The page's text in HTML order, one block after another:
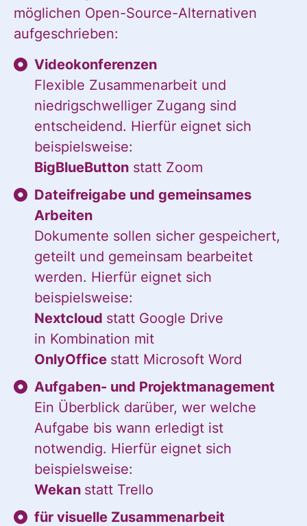
möglichen Open-Source-Alternativen
aufgeschrieben:
Videokonferenzen
Flexible Zusammenarbeit und
niedrigschwelliger Zugang sind
entscheidend. Hierfür eignet sich
beispielsweise:
BigBlueButton statt Zoom
Dateifreigabe und gemeinsames
Arbeiten
Dokumente sollen sicher gespeichert,
geteilt und gemeinsam bearbeitet
werden. Hierfür eignet sich
beispielsweise:
Nextcloud statt Google Drive
in Kombination mit
OnlyOffice statt Microsoft Word
Aufgaben- und Projektmanagement
Ein Überblick darüber, wer welche
Aufgabe bis wann erledigt ist
notwendig. Hierfür eignet sich
beispielsweise:
Wekan statt Trello
für visuelle Zusammenarbeit